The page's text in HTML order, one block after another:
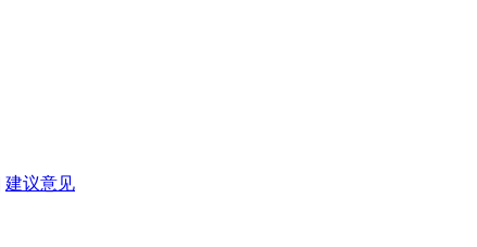
建议意见